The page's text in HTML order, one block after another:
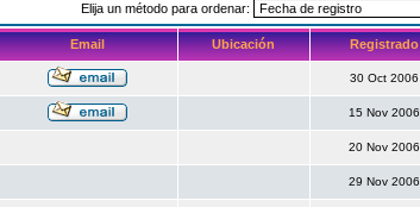
Elija un método para ordenar:
Email Ubicación Registrado
30 Oct 2006
15 Nov 2006
20 Nov 2006
29 Nov 2006